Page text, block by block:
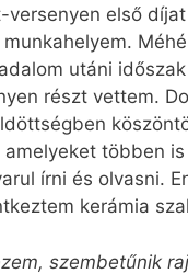
versenyen első
utáni
részt vettem.
amelyeket többen
írni és olvasni.
kerámia
szembetűnik